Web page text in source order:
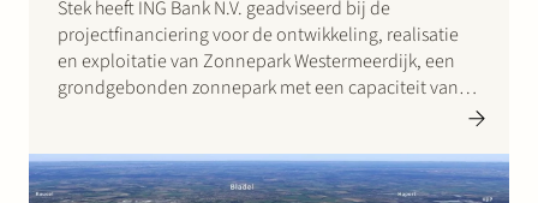
Stek heeft ING Bank N.V. geadviseerd bij de
projectfinanciering voor de ontwikkeling, realisatie
en exploitatie van Zonnepark Westermeerdijk, een
grondgebonden zonnepark met een capaciteit van
148 MWp gelegen in de Noordoostpolder en met een
achter de dijk en onder bestaande…